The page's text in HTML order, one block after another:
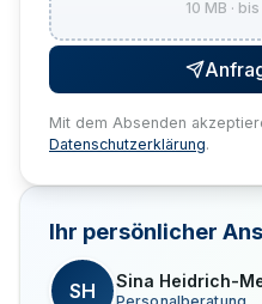
10 MB ·
Mit dem Absenden
Datenschutzerklärung.
Ihr persönlicher
SH Sina Heidrich-